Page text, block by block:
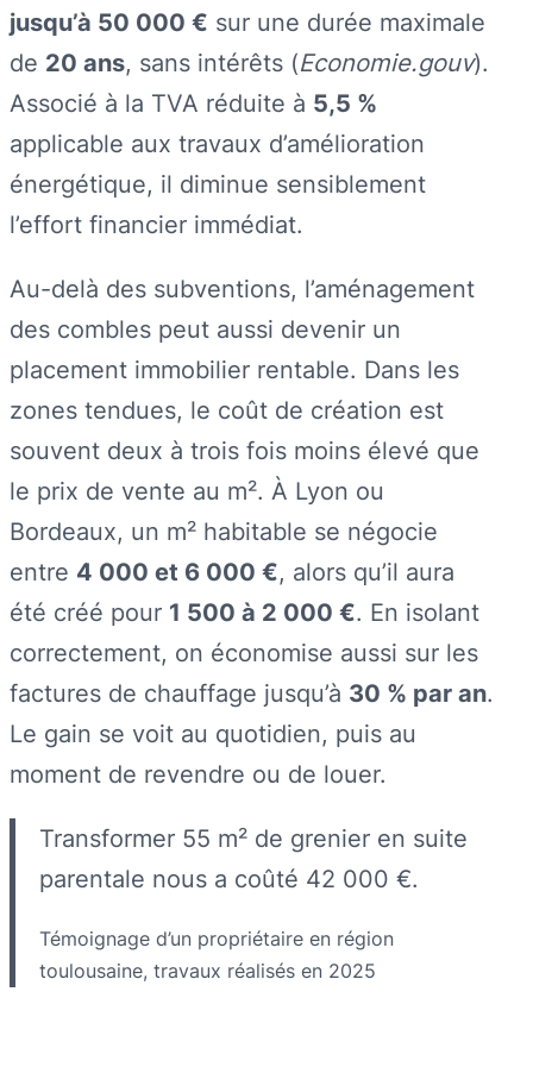
jusqu’à 50 000 € sur une durée maximale
de 20 ans, sans intérêts (Economie.gouv).
Associé à la TVA réduite à 5,5 %
applicable aux travaux d’amélioration
énergétique, il diminue sensiblement
l’effort financier immédiat.
Au-delà des subventions, l’aménagement
des combles peut aussi devenir un
placement immobilier rentable. Dans les
zones tendues, le coût de création est
souvent deux à trois fois moins élevé que
le prix de vente au m². À Lyon ou
Bordeaux, un m² habitable se négocie
entre 4 000 et 6 000 €, alors qu’il aura
été créé pour 1 500 à 2 000 €. En isolant
correctement, on économise aussi sur les
factures de chauffage jusqu’à 30 % par an.
Le gain se voit au quotidien, puis au
moment de revendre ou de louer.
Transformer 55 m² de grenier en suite
parentale nous a coûté 42 000 €.
Témoignage d’un propriétaire en région
toulousaine, travaux réalisés en 2025